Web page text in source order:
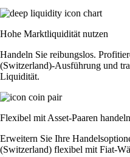
Hohe Marktliquidität nutzen
Handeln Sie reibungslos.
(Switzerland)-Ausführung und
Liquidität.
Flexibel mit Asset-Paaren handeln
Erweitern Sie Ihre
(Switzerland) flexibel mit Fiat-